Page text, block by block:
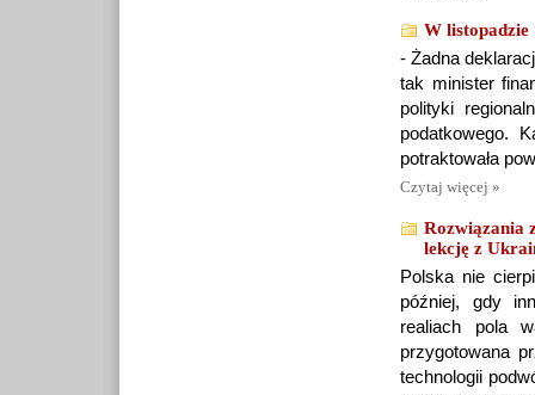
W listopadzie
- Żadna
tak minister
polityki
podatkowego.
potraktowała
Czytaj więcej »
Rozwiązania
lekcję z
Polska nie
później, gdy
realiach pola
przygotowana
technologii